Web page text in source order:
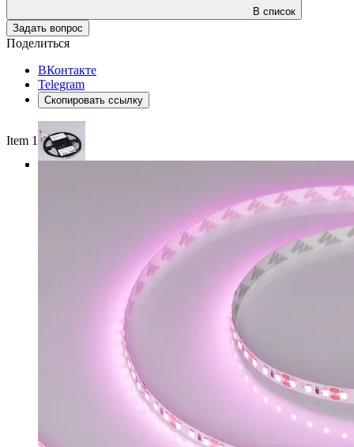
В список
Задать вопрос
Поделиться
ВКонтакте
Telegram
Скопировать ссылку
Item 1 of 3